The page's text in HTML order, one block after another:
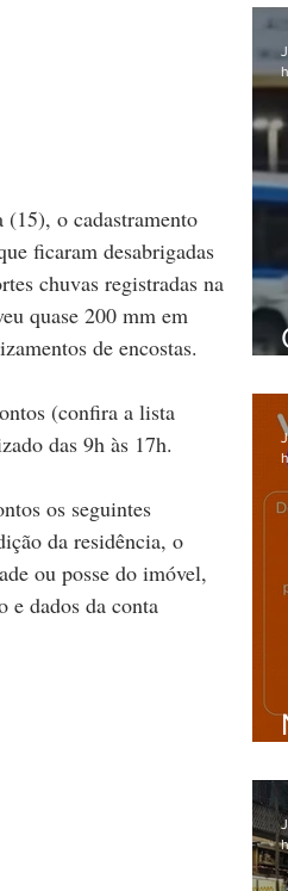
o cadastramento
ficaram desabrigadas
chuvas registradas na
quase 200 mm em
de encostas.
(confira a lista
das 9h às 17h.
os seguintes
da residência, o
ou posse do imóvel,
e dados da conta